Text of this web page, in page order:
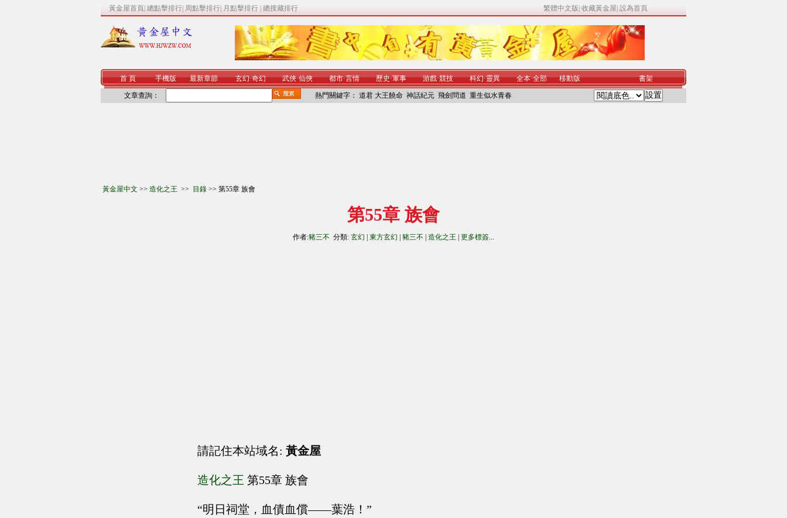
黃金屋首頁 總點擊排行 周點擊排行 月點擊排行 總搜藏排行 繁體中文版 收藏黃金屋 設為首頁
首 頁 手機版 最新章節 玄幻·奇幻 武俠·仙俠 都市·言情 歷史·軍事 游戲·競技 科幻·靈異 全本·全部 移動版 書架
文章查詢： 熱門關鍵字： 道君 大王饒命 神話紀元 飛劍問道 重生似水青春
黃金屋中文 >> 造化之王 >> 目錄 >> 第55章 族會
第55章 族會
作者:豬三不 分類: 玄幻 東方玄幻 豬三不 造化之王 更多標簽...
請記住本站域名: 黃金屋
造化之王 第55章 族會
“明日祠堂，血債血償——葉浩！”